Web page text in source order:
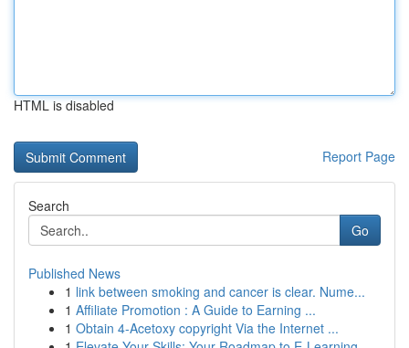
HTML is disabled
Report Page
Search
Go
Published News
1 link between smoking and cancer is clear. Nume...
1 Affiliate Promotion : A Guide to Earning ...
1 Obtain 4-Acetoxy copyright Via the Internet ...